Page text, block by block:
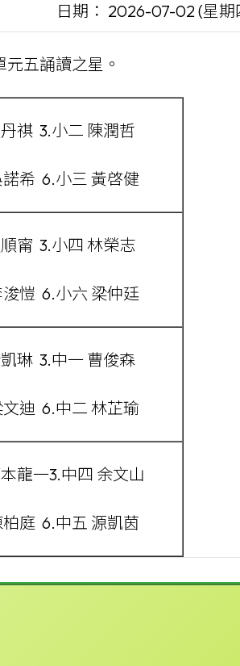
日期： 2026-07-02 (星期
五誦讀之星。
祺 3.小二 陳潤哲
希 6.小三 黃啓健
甯 3.小四 林榮志
愷 6.小六 梁仲廷
琳 3.中一 曹俊森
迪 6.中二 林芷瑜
龍一3.中四 余文山
庭 6.中五 源凱茵